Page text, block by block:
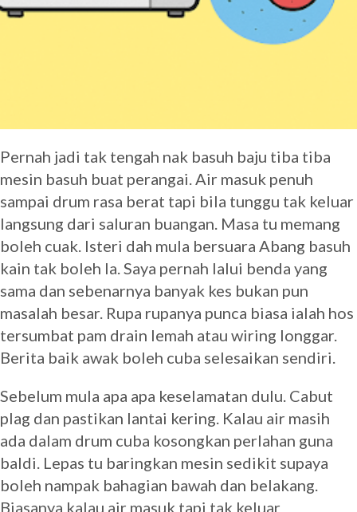
Pernah jadi tak tengah nak basuh baju tiba tiba
mesin basuh buat perangai. Air masuk penuh
sampai drum rasa berat tapi bila tunggu tak keluar
langsung dari saluran buangan. Masa tu memang
boleh cuak. Isteri dah mula bersuara Abang basuh
kain tak boleh la. Saya pernah lalui benda yang
sama dan sebenarnya banyak kes bukan pun
masalah besar. Rupa rupanya punca biasa ialah hos
tersumbat pam drain lemah atau wiring longgar.
Berita baik awak boleh cuba selesaikan sendiri.
Sebelum mula apa apa keselamatan dulu. Cabut
plag dan pastikan lantai kering. Kalau air masih
ada dalam drum cuba kosongkan perlahan guna
baldi. Lepas tu baringkan mesin sedikit supaya
boleh nampak bahagian bawah dan belakang.
Biasanya kalau air masuk tapi tak keluar